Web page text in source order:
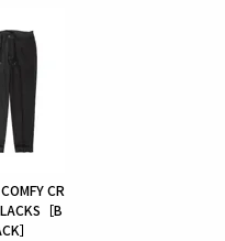
CR
［B
］